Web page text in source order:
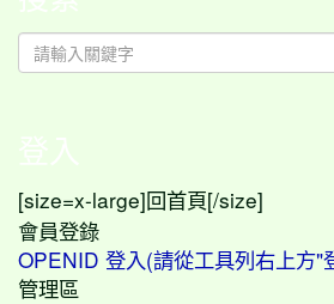
登入
[size=x-large] 回首頁[/size]
會員登錄
OPENID 登入(請從工具列右上方"
管理區